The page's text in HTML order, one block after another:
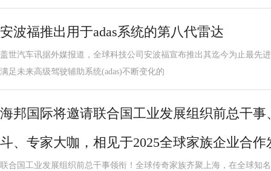
安波福推出用于adas系统的第八代雷达
盖世汽车讯据外媒报道，全球科技公司安波福宣布推出其迄今为止最
满足未来高级驾驶辅助系统(adas)不断变化的
海邦国际将邀请联合国工业发展组织前总干
斗、专家大咖，相见于2025全球家族企业合作
联合国工业发展组织前总干事领衔！全球传奇家族齐聚上海，在全球知